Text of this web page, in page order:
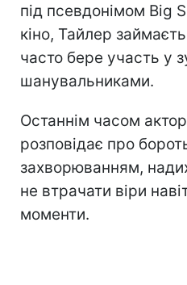
під псевдонімом Big
кіно, Тайлер
часто бере участь у
шанувальниками.
Останнім часом
розповідає про
захворюванням,
не втрачати віри
моменти.